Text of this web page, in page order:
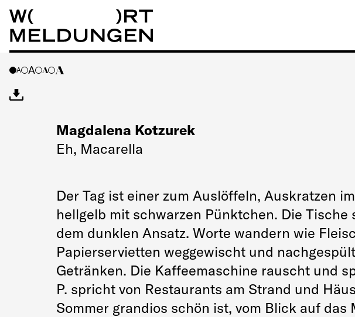
Wortmeldungen
A A A A
Magdalena Kotzurek
Eh, Macarella
Der Tag ist einer zum Auslöffeln, Auskratzen
hellgelb mit schwarzen Pünktchen. Die
dem dunklen Ansatz. Worte wandern wie
Papierservietten weggewischt und
Getränken. Die Kaffeemaschine rauscht und
P. spricht von Restaurants am Strand und
Sommer grandios schön ist, vom Blick auf